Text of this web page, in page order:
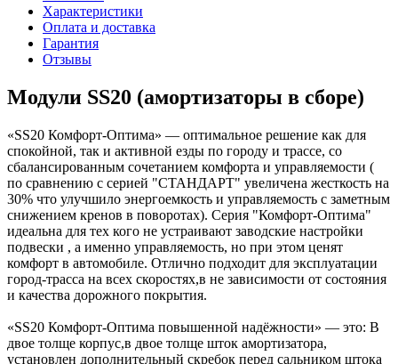
Характеристики
Оплата и доставка
Гарантия
Отзывы
Модули SS20 (амортизаторы в сборе)
«SS20 Комфорт-Оптима» — оптимальное решение как для
спокойной, так и активной езды по городу и трассе, со
сбалансированным сочетанием комфорта и управляемости (
по сравнению с серией "СТАНДАРТ" увеличена жесткость на
30% что улучшило энергоемкость и управляемость с заметным
снижением кренов в поворотах). Серия "Комфорт-Оптима"
идеальна для тех кого не устраивают заводские настройки
подвески , а именно управляемость, но при этом ценят
комфорт в автомобиле. Отлично подходит для эксплуатации
город-трасса на всех скоростях,в не зависимости от состояния
и качества дорожного покрытия.
«SS20 Комфорт-Оптима повышенной надёжности» — это: В
двое толще корпус,в двое толще шток амортизатора,
установлен дополнительный скребок перед сальником штока